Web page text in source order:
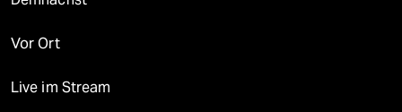
Vor Ort
Live im Stream